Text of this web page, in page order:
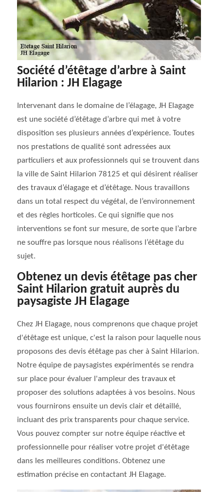
Société d’étêtage d’arbre à Saint
Hilarion : JH Elagage
Intervenant dans le domaine de l’élagage, JH Elagage
est une société d’étêtage d’arbre qui met à votre
disposition ses plusieurs années d’expérience. Toutes
nos prestations de qualité sont adressées aux
particuliers et aux professionnels qui se trouvent dans
la ville de Saint Hilarion 78125 et qui désirent réaliser
des travaux d’élagage et d’étêtage. Nous travaillons
dans un total respect du végétal, de l’environnement
et des règles horticoles. Ce qui signifie que nos
interventions se font sur mesure, de sorte que l’arbre
ne souffre pas lorsque nous réalisons l’étêtage du
sujet.
Obtenez un devis étêtage pas cher
Saint Hilarion gratuit auprès du
paysagiste JH Elagage
Chez JH Elagage, nous comprenons que chaque projet
d'étêtage est unique, c'est la raison pour laquelle nous
proposons des devis étêtage pas cher à Saint Hilarion.
Notre équipe de paysagistes expérimentés se rendra
sur place pour évaluer l'ampleur des travaux et
proposer des solutions adaptées à vos besoins. Nous
vous fournirons ensuite un devis clair et détaillé,
incluant des prix transparents pour chaque service.
Vous pouvez compter sur notre équipe réactive et
professionnelle pour réaliser votre projet d'étêtage
dans les meilleures conditions. Obtenez une
estimation précise en contactant JH Elagage.